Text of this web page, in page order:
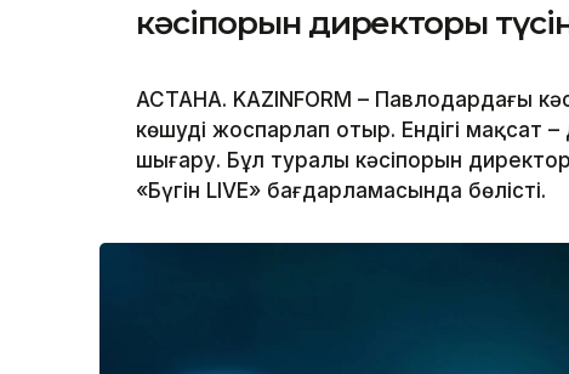
кәсіпорын директоры
АСТАНА. KAZINFORM – Павлодардағы
көшуді жоспарлап отыр. Ендігі мақсат –
шығару. Бұл туралы кәсіпорын
«Бүгін LIVE» бағдарламасында бөлісті.